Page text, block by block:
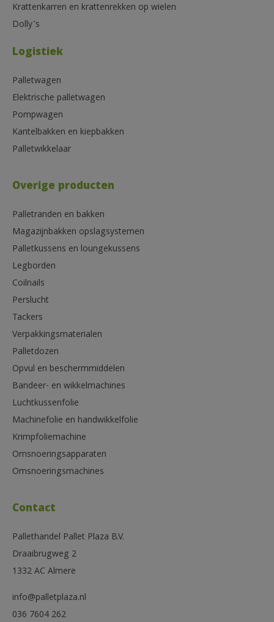
Krattenkarren en krattenrekken op wielen
Dolly’s
Logistiek
Palletwagen
Elektrische palletwagen
Pompwagen
Kantelbakken en kiepbakken
Palletwikkelaar
Overige producten
Palletranden en bakken
Magazijnbakken opslagsystemen
Palletkussens en loungekussens
Legborden
Coilnails
Perslucht
Tackers
Verpakkingsmaterialen
Palletdozen
Opvul en beschermmiddelen
Bandeer- en wikkelmachines
Luchtkussenfolie
Machinefolie en handwikkelfolie
Krimpfoliemachine
Omsnoeringsapparaten
Omsnoeringsmachines
Contact
Pallethandel Pallet Plaza B.V.
Draaibrugweg 2
1332 AC Almere
info@palletplaza.nl
036 7604 262